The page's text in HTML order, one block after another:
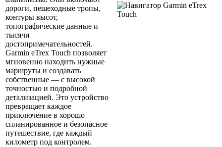
дороги, пешеходные тропы,
контуры высот,
топографические данные и
тысячи
достопримечательностей.
Garmin eTrex Touch позволяет
мгновенно находить нужные
маршруты и создавать
собственные — с высокой
точностью и подробной
детализацией. Это устройство
превращает каждое
приключение в хорошо
спланированное и безопасное
путешествие, где каждый
километр под контролем.